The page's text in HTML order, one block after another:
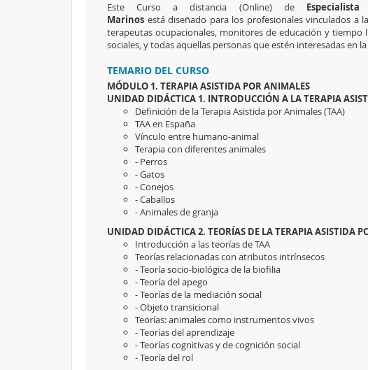
Este Curso a distancia (Online) de
Marinos está diseñado para los profesionales vinculados a
terapeutas ocupacionales, monitores de educación y tiempo
sociales, y todas aquellas personas que estén interesadas en
TEMARIO DEL CURSO
MÓDULO 1. TERAPIA ASISTIDA POR ANIMALES
UNIDAD DIDÁCTICA 1. INTRODUCCIÓN A LA TERAPIA
Definición de la Terapia Asistida por Animales (TAA)
TAA en España
Vínculo entre humano-animal
Terapia con diferentes animales
- Perros
- Gatos
- Conejos
- Caballos
- Animales de granja
UNIDAD DIDÁCTICA 2. TEORÍAS DE LA TERAPIA ASISTIDA
Introducción a las teorías de TAA
Teorías relacionadas con atributos intrínsecos
- Teoría socio-biológica de la biofilia
- Teoría del apego
- Teorías de la mediación social
- Objeto transicional
Teorías: animales como instrumentos vivos
- Teorías del aprendizaje
- Teorías cognitivas y de cognición social
- Teoría del rol